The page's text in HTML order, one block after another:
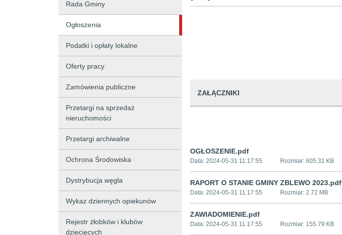
Rada Gminy
Ogłoszenia
Podatki i opłaty lokalne
Oferty pracy
Zamówienia publiczne
Przetargi na sprzedaż
nieruchomości
Przetargi archiwalne
Ochrona Środowiska
Dystrybucja węgla
Wykaz dziennych opiekunów
Rejestr żłobków i klubów
dziecięcych
ZAŁĄCZNIKI
OGŁOSZENIE.pdf
Data: 2024-05-31 11:17:55 Rozmiar: 605.31 KB
RAPORT O STANIE GMINY ZBLEWO 2023.pdf
Data: 2024-05-31 11:17:55 Rozmiar: 2.72 MB
ZAWIADOMIENIE.pdf
Data: 2024-05-31 11:17:55 Rozmiar: 155.79 KB